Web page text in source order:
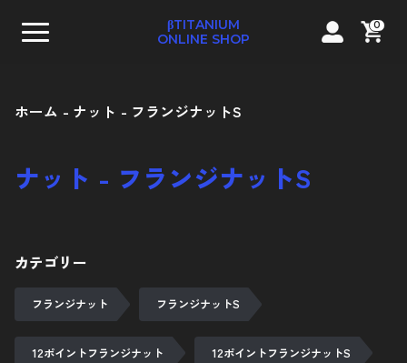
βTITANIUM
ONLINE SHOP
0
ストレートキャップボルト
コンパクトフランジ六角ボルト
フランジ六角ボルト
ホーム ナット フランジナットS
ナット - フランジナットS
カテゴリー
フランジナット フランジナットS
12ポイントフランジナット 12ポイントフランジナットS